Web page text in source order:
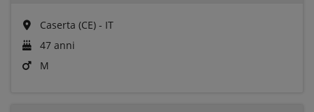
Caserta (CE) - IT
47 anni
M